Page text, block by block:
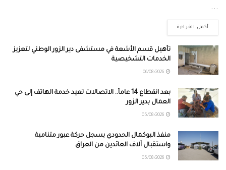
...
أكمل القراءة
تأهيل قسم الأشعة في مستشفى دير الزور الوطني لتعزيز
الخدمات التشخيصية
بعد انقطاع 14 عاماً.. الاتصالات تعيد خدمة الهاتف إلى حي
العمال بدير الزور
منفذ البوكمال الحدودي يسجل حركة عبور متنامية
واستقبال آلاف العائدين من العراق